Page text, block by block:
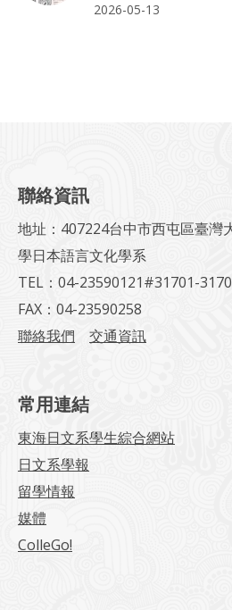
2026-05-13
聯絡資訊
地址：407224台中市西屯區臺灣
學日本語言文化學系
TEL：04-23590121#31701-
FAX：04-23590258
聯絡我們
交通資訊
常用連結
東海日文系學生綜合網站
日文系學報
留學情報
媒體
ColleGo!